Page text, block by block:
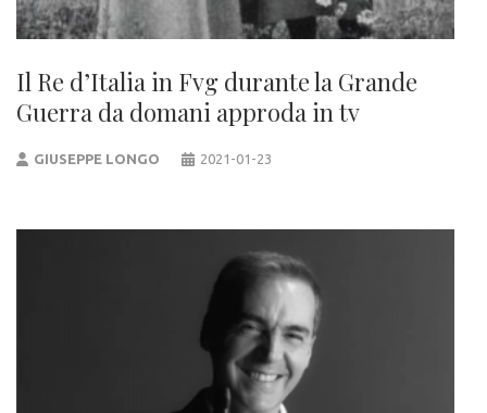
Il Re d’Italia in Fvg durante la Grande
Guerra da domani approda in tv
GIUSEPPE LONGO 2021-01-23